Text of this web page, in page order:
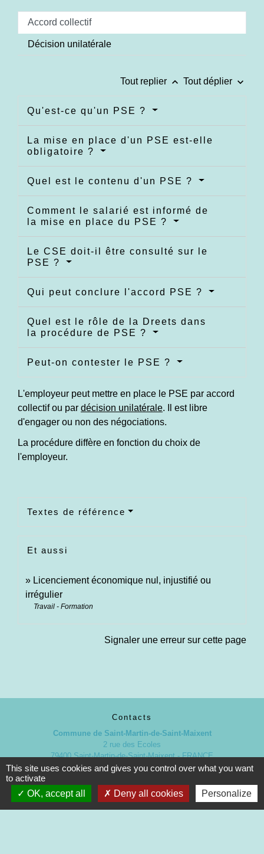
Accord collectif
Décision unilatérale
Tout replier keyboard_arrow_up Tout déplier keyboard_arrow_down
Qu'est-ce qu'un PSE ?
La mise en place d'un PSE est-elle
obligatoire ?
Quel est le contenu d'un PSE ?
Comment le salarié est informé de
la mise en place du PSE ?
Le CSE doit-il être consulté sur le
PSE ?
Qui peut conclure l'accord PSE ?
Quel est le rôle de la Dreets dans
la procédure de PSE ?
Peut-on contester le PSE ?
L'employeur peut mettre en place le PSE par accord
collectif ou par décision unilatérale. Il est libre
d'engager ou non des négociations.
La procédure diffère en fonction du choix de
l'employeur.
Textes de référence
Et aussi
Licenciement économique nul, injustifié ou
irrégulier
Travail - Formation
Signaler une erreur sur cette page
Contacts
Commune de Saint-Martin-de-Saint-Maixent
2 rue des Ecoles
79400 Saint-Martin-de-Saint-Maixent - FRANCE
+33 5 49 05 52 52
Contact par formulaire
This site uses cookies and gives you control over what you want
to activate
OK, accept all
Deny all cookies Personalize